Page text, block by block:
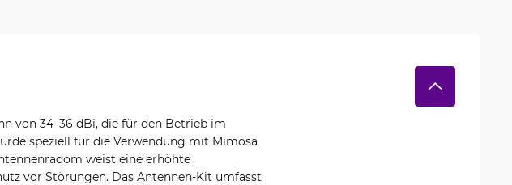
von 34–36 dBi, die für den Betrieb im
speziell für die Verwendung mit Mimosa
weist eine erhöhte
vor Störungen. Das Antennen-Kit umfasst